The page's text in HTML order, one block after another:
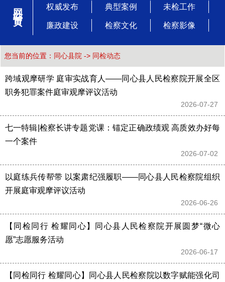
网站首页 权威发布 典型案例 未检工作
廉政建设 检察文化 检察影像
您当前的位置： 同心县院 -> 同检动态
跨域观摩研学 庭审实战育人——同心县人民检察院开展全区
职务犯罪案件庭审观摩评议活动
2026-07-27
七一特辑|检察长讲专题党课：锚定正确政绩观 高质效办好每
一个案件
2026-07-02
以庭练兵传帮带 以案肃纪强履职——同心县人民检察院组织
开展庭审观摩评议活动
2026-06-26
【同检同行 检耀同心】同心县人民检察院开展圆梦“微心
愿”志愿服务活动
2026-06-17
【同检同行 检耀同心】同心县人民检察院以数字赋能强化司